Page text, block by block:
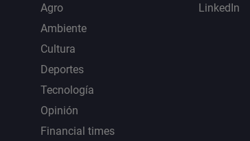
Agro
Ambiente
Cultura
Deportes
Tecnología
Opinión
Financial times
LinkedIn